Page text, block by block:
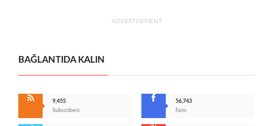
ADVERTISEMENT
BAĞLANTIDA KALIN
9,455
Subscribers
56,743
Fans